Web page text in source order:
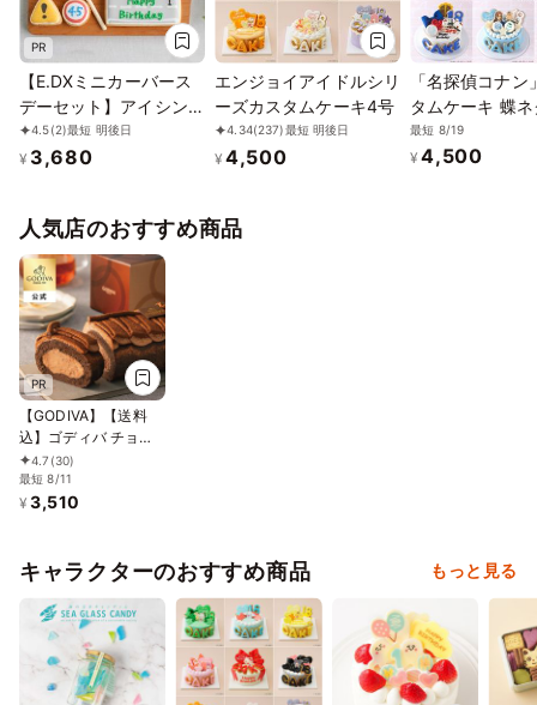
PR
【E.DXミニカーバース
デーセット】アイシング
クッキー クッキー 救急
車 消防車 パトカー 車
の子 誕生日 ケーキトッ
ピング かわいい お菓子
4.5(2)最短 明後日
¥ 3,680
エンジョイアイドルシリ
ーズカスタムケーキ4号
4.34(237)最短 明後日
¥ 4,500
「名探偵コナン
タムケーキ 蝶
ケーキ＜4号＞
最短 8/19
¥ 4,500
人気店のおすすめ商品
PR
【GODIVA】【送料
込】ゴディバ チョコ
レートロールケーキ
お中元2026
4.7 (30)
最短 8/11
¥ 3,510
キャラクターのおすすめ商品 もっと見る